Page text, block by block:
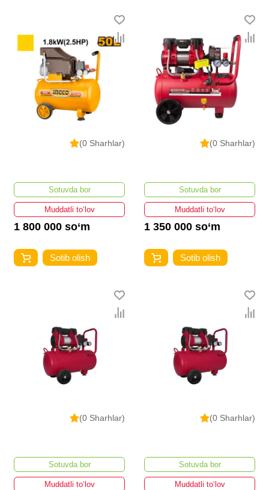
(0 Sharhlar)
Sotuvda bor
Muddatli to‘lov
1 800 000 so‘m
Sotib olish
(0 Sharhlar)
Sotuvda bor
Muddatli to‘lov
1 350 000 so‘m
Sotib olish
(0 Sharhlar)
Sotuvda bor
Muddatli to‘lov
(0 Sharhlar)
Sotuvda bor
Muddatli to‘lov